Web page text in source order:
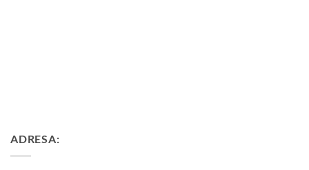
ADRESA: